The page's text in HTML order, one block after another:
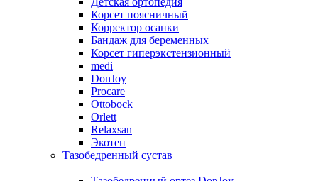
Корсет поясничный
Корректор осанки
Бандаж для беременных
Корсет гиперэкстензионный
medi
DonJoy
Procare
Ottobock
Orlett
Relaxsan
Экотен
Тазобедренный сустав